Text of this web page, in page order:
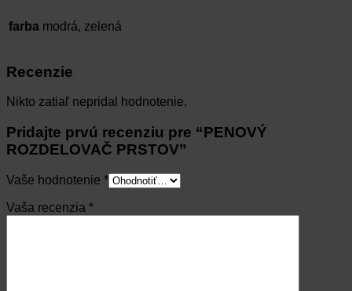
farba modrá, zelená
Recenzie
Nikto zatiaľ nepridal hodnotenie.
Pridajte prvú recenziu pre “PENOVÝ
ROZDELOVAČ PRSTOV”
Vaše hodnotenie *
Vaša recenzia *